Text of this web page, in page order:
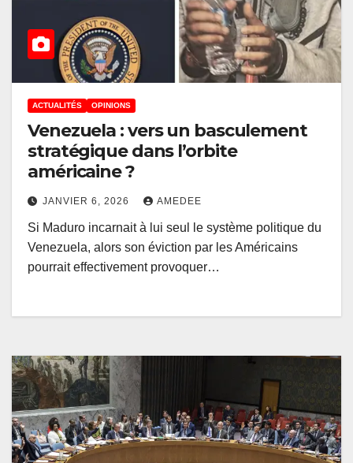
ACTUALITÉS OPINIONS
Venezuela : vers un basculement
stratégique dans l’orbite
américaine ?
JANVIER 6, 2026 AMEDEE
Si Maduro incarnait à lui seul le système politique du
Venezuela, alors son éviction par les Américains
pourrait effectivement provoquer…